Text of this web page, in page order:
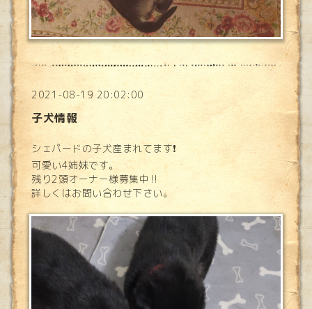
2021-08-19 20:02:00
子犬情報
シェパードの子犬産まれてます❗
可愛い4姉妹です。
残り2頭オーナー様募集中‼️
詳しくはお問い合わせ下さい。